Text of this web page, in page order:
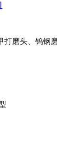
打磨头、钨钢